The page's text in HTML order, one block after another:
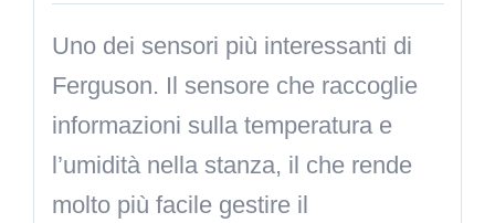
Uno dei sensori più interessanti di
Ferguson. Il sensore che raccoglie
informazioni sulla temperatura e
l’umidità nella stanza, il che rende
molto più facile gestire il